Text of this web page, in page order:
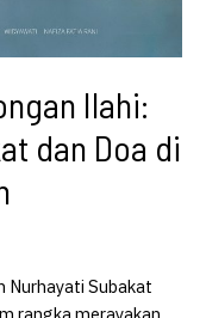
Ilahi:
dan Doa di
Nurhayati Subakat